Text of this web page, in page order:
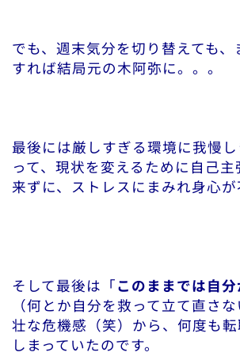
でも、週末気分を切り替えても
すれば結局元の木阿弥に。。。
最後には厳しすぎる環境に我慢
って、現状を変えるために自己
来ずに、ストレスにまみれ身心が
そして最後は「このままでは自
（何とか自分を救って立て直さ
壮な危機感（笑）から、何度も
しまっていたのです。